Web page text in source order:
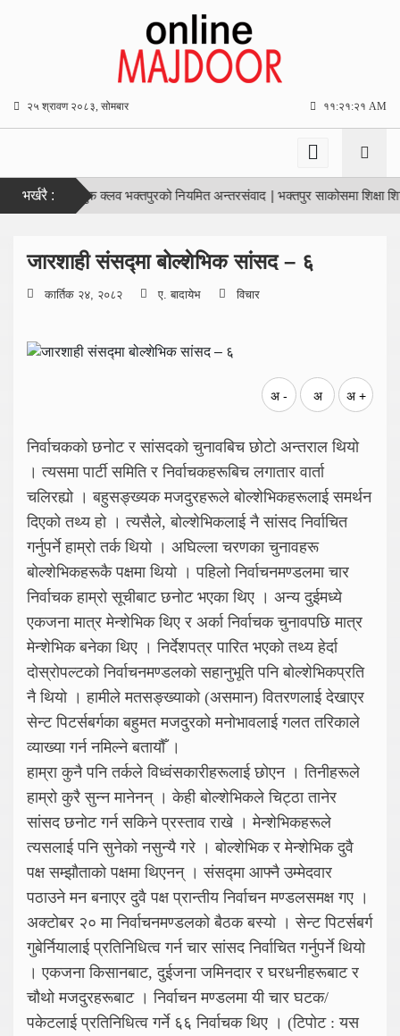
२५ श्रावण २०८३, सोमबार ११:२१:२२ AM
भर्खरै :
| बुक क्लव भक्तपुरको नियमित अन्तरसंवाद | भक्तपुर साकोसमा शिक्षा शिविर |
जारशाही संसद्मा बोल्शेभिक सांसद – ६
कार्तिक २४, २०८२ ए. बादायेभ विचार
अ - अ अ +
निर्वाचकको छनोट र सांसदको चुनावबिच छोटो अन्तराल थियो
। त्यसमा पार्टी समिति र निर्वाचकहरूबिच लगातार वार्ता
चलिरह्यो । बहुसङ्ख्यक मजदुरहरूले बोल्शेभिकहरूलाई समर्थन
दिएको तथ्य हो । त्यसैले, बोल्शेभिकलाई नै सांसद निर्वाचित
गर्नुपर्ने हाम्रो तर्क थियो । अघिल्ला चरणका चुनावहरू
बोल्शेभिकहरूकै पक्षमा थियो । पहिलो निर्वाचनमण्डलमा चार
निर्वाचक हाम्रो सूचीबाट छनोट भएका थिए । अन्य दुईमध्ये
एकजना मात्र मेन्शेभिक थिए र अर्का निर्वाचक चुनावपछि मात्र
मेन्शेभिक बनेका थिए । निर्देशपत्र पारित भएको तथ्य हेर्दा
दोस्रोपल्टको निर्वाचनमण्डलको सहानुभूति पनि बोल्शेभिकप्रति
नै थियो । हामीले मतसङ्ख्याको (असमान) वितरणलाई देखाएर
सेन्ट पिटर्सबर्गका बहुमत मजदुरको मनोभावलाई गलत तरिकाले
व्याख्या गर्न नमिल्ने बतायौँ ।
हाम्रा कुनै पनि तर्कले विध्वंसकारीहरूलाई छोएन । तिनीहरूले
हाम्रो कुरै सुन्न मानेनन् । केही बोल्शेभिकले चिट्ठा तानेर
सांसद छनोट गर्न सकिने प्रस्ताव राखे । मेन्शेभिकहरूले
त्यसलाई पनि सुनेको नसुन्यै गरे । बोल्शेभिक र मेन्शेभिक दुवै
पक्ष सम्झौताको पक्षमा थिएनन् । संसद्मा आफ्नै उम्मेदवार
पठाउने मन बनाएर दुवै पक्ष प्रान्तीय निर्वाचन मण्डलसमक्ष गए ।
अक्टोबर २० मा निर्वाचनमण्डलको बैठक बस्यो । सेन्ट पिटर्सबर्ग
गुबेर्नियालाई प्रतिनिधित्व गर्न चार सांसद निर्वाचित गर्नुपर्ने थियो
। एकजना किसानबाट, दुईजना जमिनदार र घरधनीहरूबाट र
चौथो मजदुरहरूबाट । निर्वाचन मण्डलमा यी चार घटक/
पकेटलाई प्रतिनिधित्व गर्ने ६६ निर्वाचक थिए । (टिपोट : यस